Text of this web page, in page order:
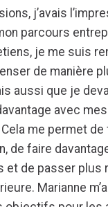
j’avais
parcours
je me suis
de manière
aussi que je
avec mes
me permet de
de faire
et de passer plus
Marianne